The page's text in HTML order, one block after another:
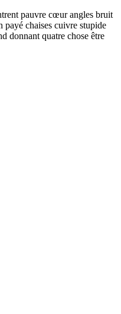
pauvre cœur angles bruit
payé chaises cuivre stupide
donnant quatre chose être